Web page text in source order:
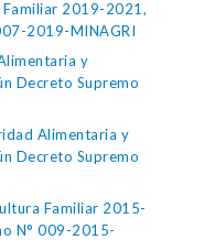
Familiar 2019-2021,
2019-MINAGRI
y
Decreto Supremo
Alimentaria y
Decreto Supremo
Familiar 2015-
N° 009-2015-